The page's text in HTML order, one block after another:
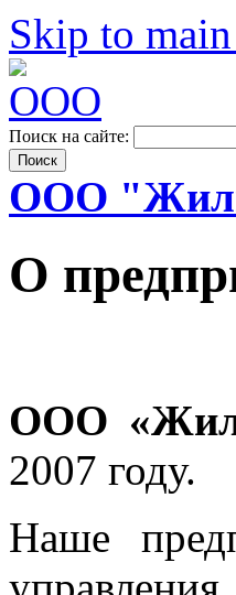
Skip to
Поиск на сайте:
ООО
О
ООО
2007 году.
Наше